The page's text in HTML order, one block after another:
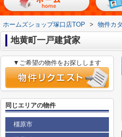
ホームズショップ塚口店TOP > 物件カ
地黄町一戸建貸家
▼ご希望の物件をお探しします
同じエリアの物件
橿原市